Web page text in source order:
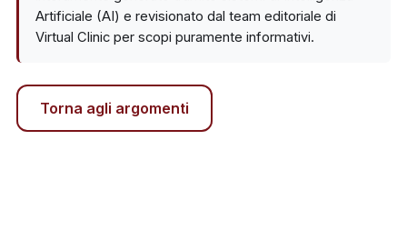
Artificiale (AI) e revisionato dal team editoriale di
Virtual Clinic per scopi puramente informativi.
Torna agli argomenti